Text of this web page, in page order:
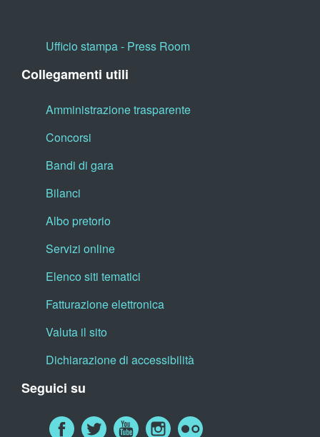
Ufficio stampa - Press Room
Collegamenti utili
Amministrazione trasparente
Concorsi
Bandi di gara
Bilanci
Albo pretorio
Servizi online
Elenco siti tematici
Fatturazione elettronica
Valuta il sito
Dichiarazione di accessibilità
Seguici su